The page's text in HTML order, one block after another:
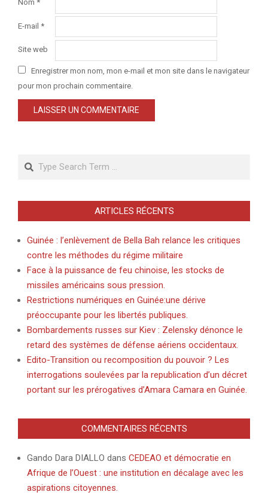
Nom *
E-mail *
Site web
Enregistrer mon nom, mon e-mail et mon site dans le navigateur
pour mon prochain commentaire.
ARTICLES RÉCENTS
Guinée : l’enlèvement de Bella Bah relance les critiques
contre les méthodes du régime militaire
Face à la puissance de feu chinoise, les stocks de
missiles américains sous pression.
Restrictions numériques en Guinée:une dérive
préoccupante pour les libertés publiques.
Bombardements russes sur Kiev : Zelensky dénonce le
retard des systèmes de défense aériens occidentaux.
Edito-Transition ou recomposition du pouvoir ? Les
interrogations soulevées par la republication d’un décret
portant sur les prérogatives d’Amara Camara en Guinée.
COMMENTAIRES RÉCENTS
Gando Dara DIALLO dans CEDEAO et démocratie en
Afrique de l’Ouest : une institution en décalage avec les
aspirations citoyennes.